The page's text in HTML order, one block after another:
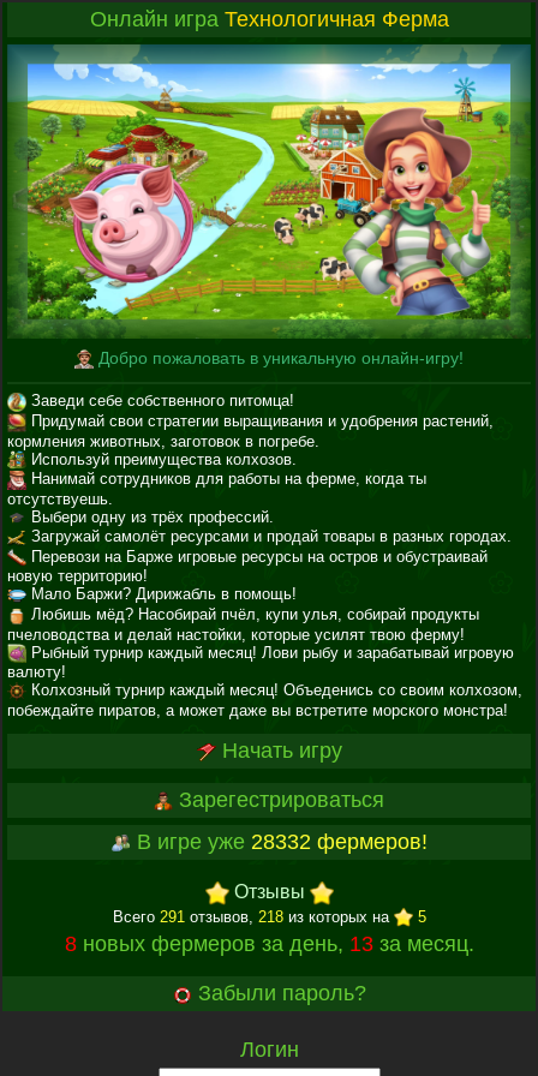
Онлайн игра Технологичная Ферма
Добро пожаловать в уникальную онлайн-игру!
Заведи себе собственного питомца!
Придумай свои стратегии выращивания и удобрения растений,
кормления животных, заготовок в погребе.
Используй преимущества колхозов.
Нанимай сотрудников для работы на ферме, когда ты
отсутствуешь.
Выбери одну из трёх профессий.
Загружай самолёт ресурсами и продай товары в разных городах.
Перевози на Барже игровые ресурсы на остров и обустраивай
новую территорию!
Мало Баржи? Дирижабль в помощь!
Любишь мёд? Насобирай пчёл, купи улья, собирай продукты
пчеловодства и делай настойки, которые усилят твою ферму!
Рыбный турнир каждый месяц! Лови рыбу и зарабатывай игровую
валюту!
Колхозный турнир каждый месяц! Объеденись со своим колхозом,
побеждайте пиратов, а может даже вы встретите морского монстра!
Начать игру
Зарегестрироваться
В игре уже 28332 фермеров!
Отзывы
Всего 291 отзывов, 218из которых на 5
8новых фермеров за день, 13за месяц.
Забыли пароль?
Логин